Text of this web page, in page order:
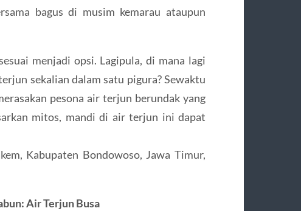
bagus di musim kemarau ataupun
menjadi opsi. Lagipula, di mana lagi
sekalian dalam satu pigura? Sewaktu
pesona air terjun berundak yang
mitos, mandi di air terjun ini dapat
Kabupaten Bondowoso, Jawa Timur,
Air Terjun Busa